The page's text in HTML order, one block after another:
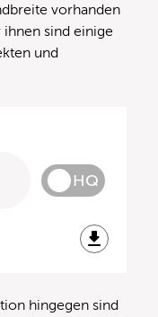
vorhanden
sind einige
und
HQ
hingegen sind